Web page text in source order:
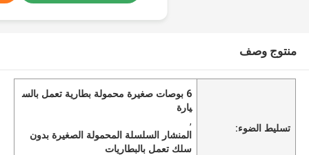
منتوج وصف
تسليط الضوء:
6 بوصات صغيرة محمولة بطارية تعمل بالس
يارة
,
المنشار السلسلة المحمولة الصغيرة بدون
سلك تعمل بالبطاريات